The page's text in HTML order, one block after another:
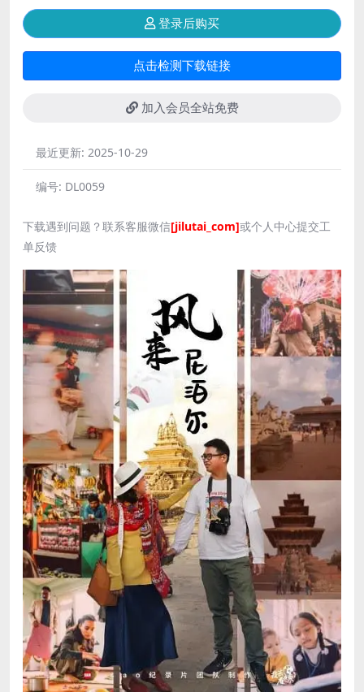
登录后购买
点击检测下载链接
加入会员全站免费
最近更新: 2025-10-29
编号: DL0059
下载遇到问题？联系客服微信[jilutai_com]或个人中心提交工
单反馈